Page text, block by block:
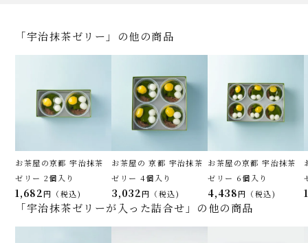
「宇治抹茶ゼリー」の他の商品
お茶屋の京都 宇治抹茶
ゼリー 2個入り
1,682 税込
お茶屋の 京都 宇治抹茶
ゼリー 4個入り
3,032 税込
お茶屋の京都 宇治抹茶
ゼリー 6個入り
4,438 税込
「宇治抹茶ゼリーが入った詰合せ」の他の商品